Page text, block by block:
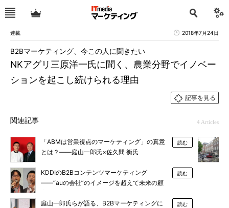
連載 2018年7月24日
NKアグリ三原洋一氏に聞く、農業分野でイノベー
ションを起こし続けられる理由
B2Bマーケティング、今この人に聞きたい
記事を見る
関連記事 4 Articles
「ABMは営業視点のマーケティング」の真意
とは？――庭山一郎氏×佐久間 衡氏
読む
KDDIのB2Bコンテンツマーケティング
――“auの会社”のイメージを超えて未来の顧
読む
庭山一郎氏らが語る、B2Bマーケティングに
読む